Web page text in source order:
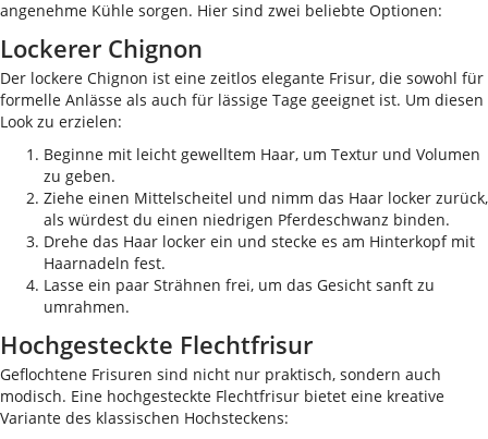
angenehme Kühle sorgen. Hier sind zwei beliebte Optionen:
Lockerer Chignon
Der lockere Chignon ist eine zeitlos elegante Frisur, die sowohl für
formelle Anlässe als auch für lässige Tage geeignet ist. Um diesen
Look zu erzielen:
Beginne mit leicht gewelltem Haar, um Textur und Volumen
zu geben.
Ziehe einen Mittelscheitel und nimm das Haar locker zurück,
als würdest du einen niedrigen Pferdeschwanz binden.
Drehe das Haar locker ein und stecke es am Hinterkopf mit
Haarnadeln fest.
Lasse ein paar Strähnen frei, um das Gesicht sanft zu
umrahmen.
Hochgesteckte Flechtfrisur
Geflochtene Frisuren sind nicht nur praktisch, sondern auch
modisch. Eine hochgesteckte Flechtfrisur bietet eine kreative
Variante des klassischen Hochsteckens: